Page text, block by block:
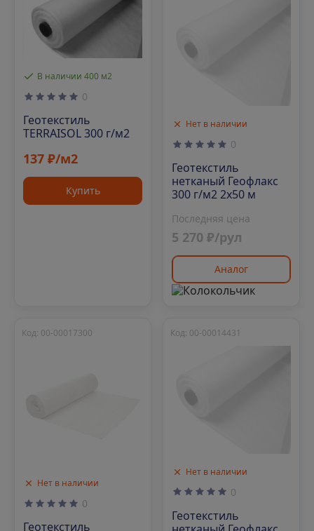
В наличии 400 м2
0
Геотекстиль
TERRAISOL 300 г/м2
137 ₽/м2
Купить
Нет в наличии
0
Геотекстиль
нетканый Геофлакс
300 г/м2 2x50 м
Последняя цена
5 270 ₽/рул
Аналог
Нет в наличии
Код: 00-00017300
0
Геотекстиль
Нет в наличии
Код: 00-00014431
0
Геотекстиль